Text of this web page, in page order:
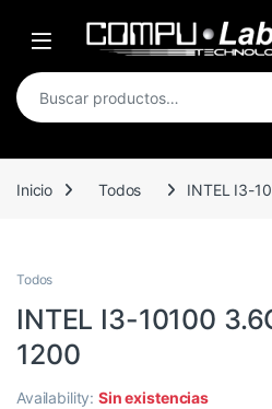
Open
Buscar por:
Inicio Todos INTEL I3-
Todos
INTEL I3-10100
1200
Availability:Sin existencias